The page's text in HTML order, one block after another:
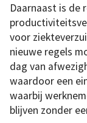
Daarnaast is de
voor
nieuwe regels
dag van
waardoor een
waarbij
blijven zonder